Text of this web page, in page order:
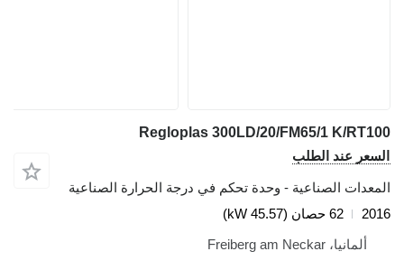
Regloplas 300LD/20/FM65/1 K/RT100
السعر عند الطلب
المعدات الصناعية - وحدة تحكم في درجة الحرارة الصناعية
2016
62 حصان (45.57 kW)
ألمانيا، Freiberg am Neckar